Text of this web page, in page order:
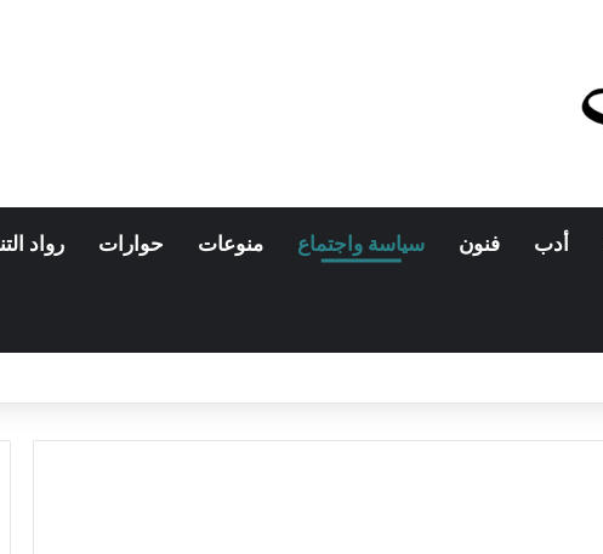
أدب فنون سياسة واجتماع منوعات حوارات رواد